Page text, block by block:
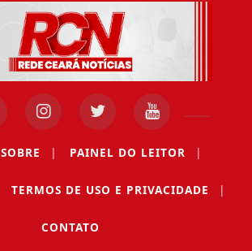
SOBRE | PAINEL DO LEITOR |
TERMOS DE USO E PRIVACIDADE |
CONTATO